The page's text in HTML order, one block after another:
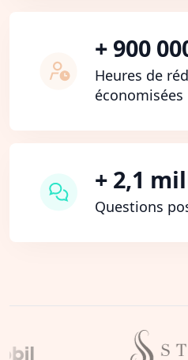
+ 900
Heures de
économisées
+ 2,1
Questions